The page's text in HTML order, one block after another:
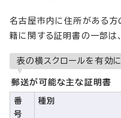
名古屋市内に住所がある方
籍に関する証明書の一部は
表の横スクロールを有効
郵送が可能な主な証明書
番
号
種別